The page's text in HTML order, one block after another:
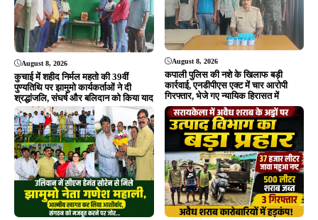
August 8, 2026
कुचाई में शहीद निर्मल महतो की 39वीं
पुण्यतिथि पर झामुमो कार्यकर्ताओं ने दी
श्रद्धांजलि, संघर्ष और बलिदान को किया याद
August 8, 2026
कपाली पुलिस की नशे के खिलाफ बड़ी
कार्रवाई, एनडीपीएस एक्ट में चार आरोपी
गिरफ्तार, भेजे गए न्यायिक हिरासत में